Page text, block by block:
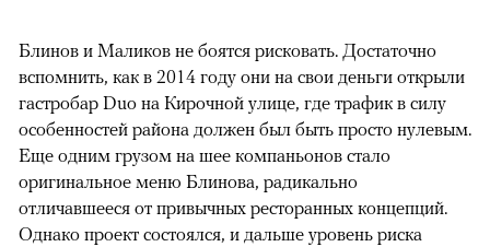
Блинов и Маликов не боятся рисковать. Достаточно
вспомнить, как в 2014 году они на свои деньги открыли
гастробар Duo на Кирочной улице, где трафик в силу
особенностей района должен был быть просто нулевым.
Еще одним грузом на шее компаньонов стало
оригинальное меню Блинова, радикально
отличавшееся от привычных ресторанных концепций.
Однако проект состоялся, и дальше уровень риска